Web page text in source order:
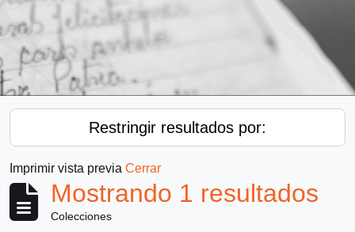
Restringir resultados por:
Imprimir vista previa Cerrar
Mostrando 1 resultados
Colecciones